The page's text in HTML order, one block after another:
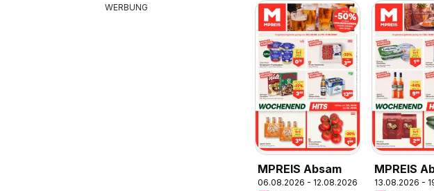
WERBUNG
MPREIS Absam
06.08.2026 - 12.08.2026
MPREIS
13.08.2026 -